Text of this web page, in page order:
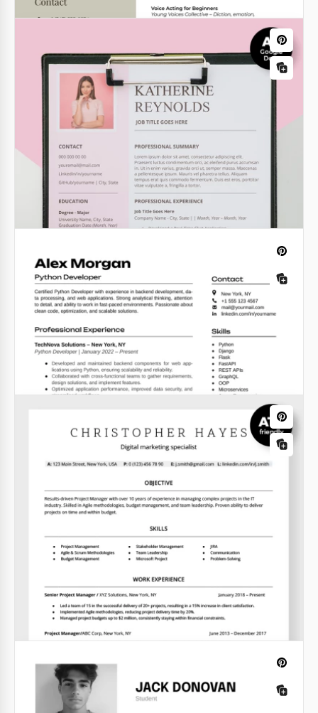
Schwarz-Weiß-Schul-Lebenslaufvorlage
zum Drucken
Google Docs
Dieses ATS-freundliche Lebenslauf-Vorlage ist eine
verschiedenen Branchen.
Google Docs
Kinder Schauspieler Lebenslauf Vorlage
mit Anschreiben
Dieses Child Actor Resume Template mit
Anschreiben wurde speziell entwickelt, um Ihnen
finden.
Google Docs